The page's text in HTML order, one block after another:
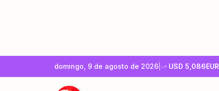
domingo, 9 de agosto de 2026 USD 5,086EUR